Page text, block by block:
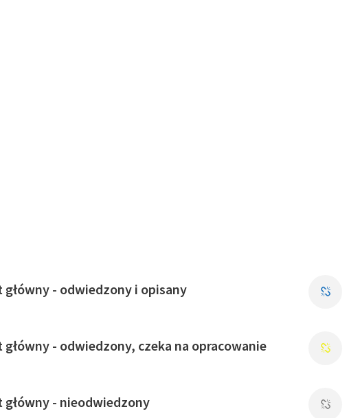
główny - odwiedzony i opisany
główny - odwiedzony, czeka na opracowanie
główny - nieodwiedzony